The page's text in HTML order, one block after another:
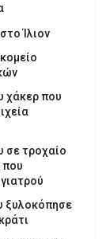
Ίλιον
χάκερ που
σε τροχαίο
που
ξυλοκόπησε